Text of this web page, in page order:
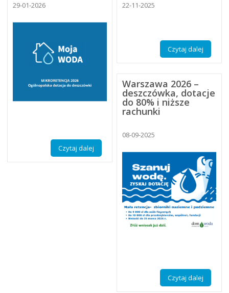
29-01-2026
Czytaj dalej
22-11-2025
Czytaj dalej
Warszawa 2026 –
deszczówka, dotacje
do 80% i niższe
rachunki
08-09-2025
Czytaj dalej